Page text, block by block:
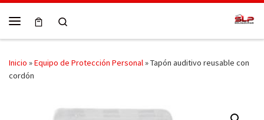
Skip to content
Inicio »Equipo de Protección Personal»Tapón auditivo reusable con
cordón